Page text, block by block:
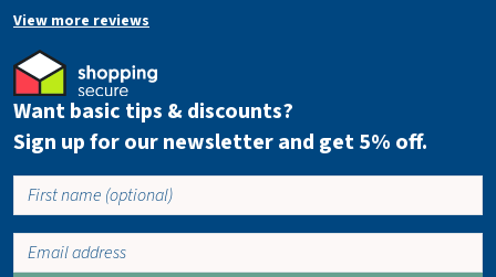
View more reviews
Want basic tips & discounts?
Sign up for our newsletter and get 5% off.